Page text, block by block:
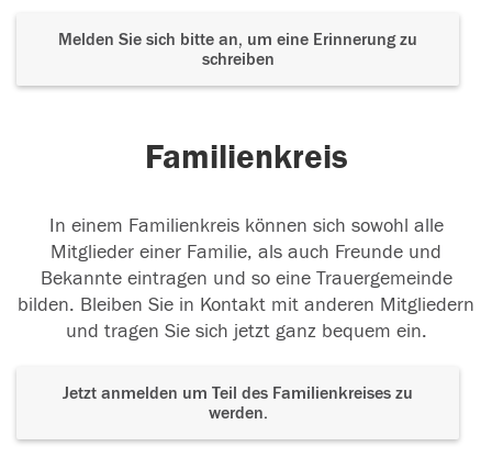
Melden Sie sich bitte an, um eine Erinnerung zu
schreiben
Familienkreis
In einem Familienkreis können sich sowohl alle
Mitglieder einer Familie, als auch Freunde und
Bekannte eintragen und so eine Trauergemeinde
bilden. Bleiben Sie in Kontakt mit anderen Mitgliedern
und tragen Sie sich jetzt ganz bequem ein.
Jetzt anmelden um Teil des Familienkreises zu
werden.